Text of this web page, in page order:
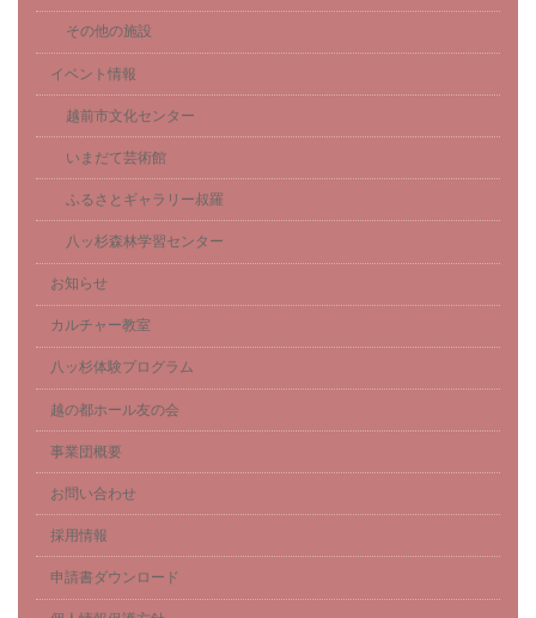
その他の施設
イベント情報
越前市文化センター
いまだて芸術館
ふるさとギャラリー叔羅
八ッ杉森林学習センター
お知らせ
カルチャー教室
八ッ杉体験プログラム
越の都ホール友の会
事業団概要
お問い合わせ
採用情報
申請書ダウンロード